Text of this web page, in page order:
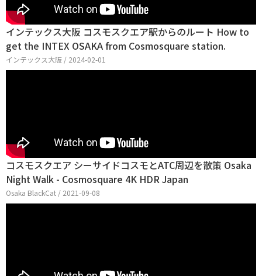
インテックス大阪 コスモスクエア駅からのルート How to
get the INTEX OSAKA from Cosmosquare station.
インテックス大阪 / 2024-02-01
コスモスクエア シーサイドコスモとATC周辺を散策 Osaka
Night Walk - Cosmosquare 4K HDR Japan
Osaka BlackCat / 2021-09-08